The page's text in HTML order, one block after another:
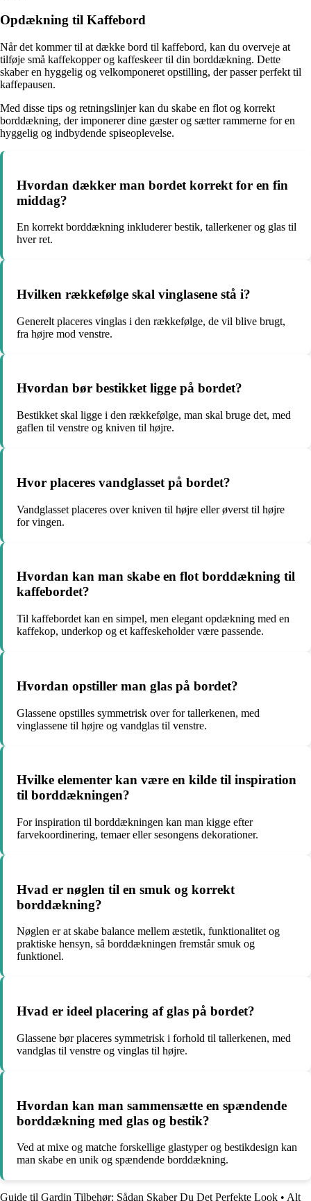
Opdækning til Kaffebord
Når det kommer til at dække bord til kaffebord, kan du overveje at
tilføje små kaffekopper og kaffeskeer til din borddækning. Dette
skaber en hyggelig og velkomponeret opstilling, der passer perfekt til
kaffepausen.
Med disse tips og retningslinjer kan du skabe en flot og korrekt
borddækning, der imponerer dine gæster og sætter rammerne for en
hyggelig og indbydende spiseoplevelse.
Hvordan dækker man bordet korrekt for en fin
middag?
En korrekt borddækning inkluderer bestik, tallerkener og glas til
hver ret.
Hvilken rækkefølge skal vinglasene stå i?
Generelt placeres vinglas i den rækkefølge, de vil blive brugt,
fra højre mod venstre.
Hvordan bør bestikket ligge på bordet?
Bestikket skal ligge i den rækkefølge, man skal bruge det, med
gaflen til venstre og kniven til højre.
Hvor placeres vandglasset på bordet?
Vandglasset placeres over kniven til højre eller øverst til højre
for vingen.
Hvordan kan man skabe en flot borddækning til
kaffebordet?
Til kaffebordet kan en simpel, men elegant opdækning med en
kaffekop, underkop og et kaffeskeholder være passende.
Hvordan opstiller man glas på bordet?
Glassene opstilles symmetrisk over for tallerkenen, med
vinglassene til højre og vandglas til venstre.
Hvilke elementer kan være en kilde til inspiration
til borddækningen?
For inspiration til borddækningen kan man kigge efter
farvekoordinering, temaer eller sesongens dekorationer.
Hvad er nøglen til en smuk og korrekt
borddækning?
Nøglen er at skabe balance mellem æstetik, funktionalitet og
praktiske hensyn, så borddækningen fremstår smuk og
funktionel.
Hvad er ideel placering af glas på bordet?
Glassene bør placeres symmetrisk i forhold til tallerkenen, med
vandglas til venstre og vinglas til højre.
Hvordan kan man sammensætte en spændende
borddækning med glas og bestik?
Ved at mixe og matche forskellige glastyper og bestikdesign kan
man skabe en unik og spændende borddækning.
Guide til Gardin Tilbehør: Sådan Skaber Du Det Perfekte Look • Alt